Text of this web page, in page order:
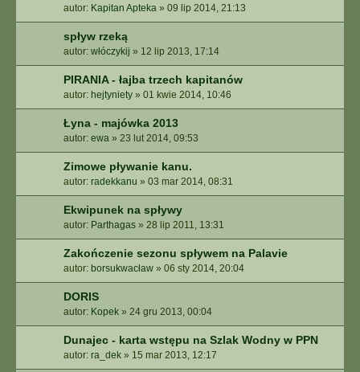
autor: Kapitan Apteka » 09 lip 2014, 21:13
spływ rzeką
autor: włóczykij » 12 lip 2013, 17:14
PIRANIA - łajba trzech kapitanów
autor: hejtyniety » 01 kwie 2014, 10:46
Łyna - majówka 2013
autor: ewa » 23 lut 2014, 09:53
Zimowe pływanie kanu.
autor: radekkanu » 03 mar 2014, 08:31
Ekwipunek na spływy
autor: Parthagas » 28 lip 2011, 13:31
Zakończenie sezonu spływem na Palavie
autor: borsukwacław » 06 sty 2014, 20:04
DORIS
autor: Kopek » 24 gru 2013, 00:04
Dunajec - karta wstępu na Szlak Wodny w PPN
autor: ra_dek » 15 mar 2013, 12:17